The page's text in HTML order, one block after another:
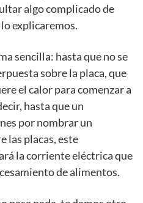
algo complicado de
explicaremos.
sencilla: hasta que no se
sobre la placa, que
el calor para comenzar a
hasta que un
por nombrar un
las placas, este
la corriente eléctrica que
de alimentos.